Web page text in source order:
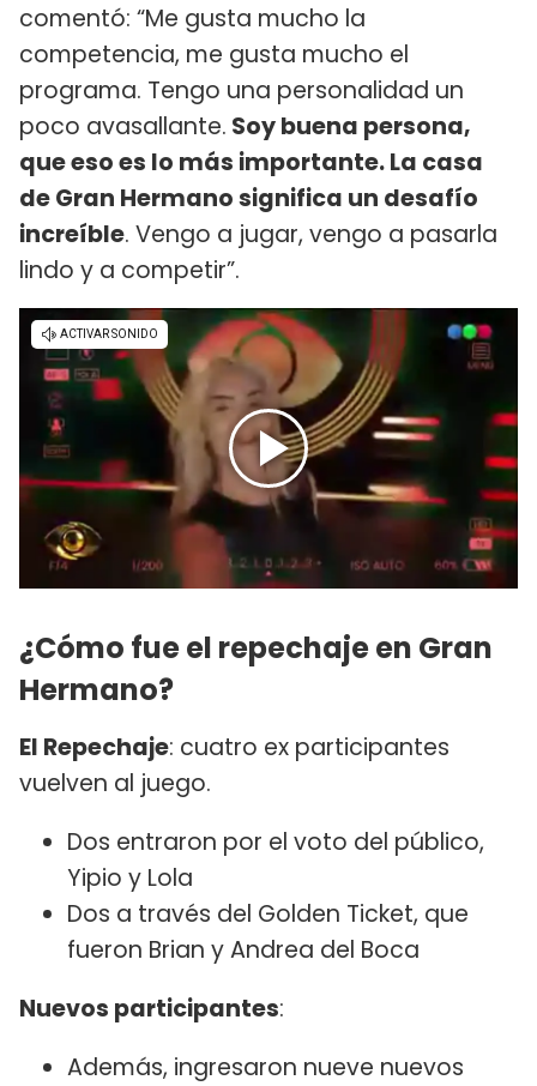
comentó: “Me gusta mucho la
competencia, me gusta mucho el
programa. Tengo una personalidad un
poco avasallante. Soy buena persona,
que eso es lo más importante. La casa
de Gran Hermano significa un desafío
increíble. Vengo a jugar, vengo a pasarla
lindo y a competir”.
¿Cómo fue el repechaje en Gran
Hermano?
El Repechaje: cuatro ex participantes
vuelven al juego.
Dos entraron por el voto del público,
Yipio y Lola
Dos a través del Golden Ticket, que
fueron Brian y Andrea del Boca
Nuevos participantes:
Además, ingresaron nueve nuevos